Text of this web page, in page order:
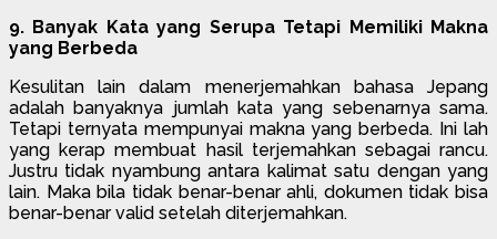
9. Banyak Kata yang Serupa Tetapi Memiliki Makna
yang Berbeda
Kesulitan lain dalam menerjemahkan bahasa Jepang
adalah banyaknya jumlah kata yang sebenarnya sama.
Tetapi ternyata mempunyai makna yang berbeda. Ini lah
yang kerap membuat hasil terjemahkan sebagai rancu.
Justru tidak nyambung antara kalimat satu dengan yang
lain. Maka bila tidak benar-benar ahli, dokumen tidak bisa
benar-benar valid setelah diterjemahkan.